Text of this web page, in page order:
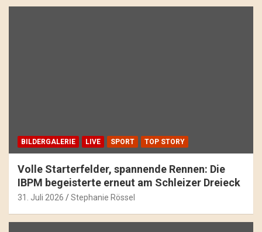
BILDERGALERIE LIVE SPORT TOP STORY
Volle Starterfelder, spannende Rennen: Die
IBPM begeisterte erneut am Schleizer Dreieck
31. Juli 2026 Stephanie Rössel